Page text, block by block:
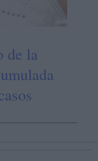
de la